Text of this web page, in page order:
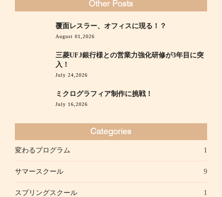
覆面レスラー、オフィスに現る！？
August 01,2026
三菱UFJ銀行様との営業力強化研修が3年目に突
入！
July 24,2026
ミクログラフィア制作に挑戦！
July 16,2026
変わるプログラム 1
サマースクール 9
スプリングスクール 1